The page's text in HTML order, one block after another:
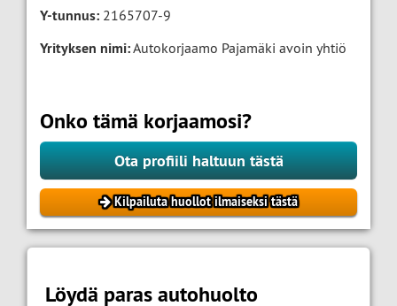
Y-tunnus: 2165707-9
Yrityksen nimi:Autokorjaamo Pajamäki avoin yhtiö
Onko tämä korjaamosi?
Ota profiili haltuun tästä
Kilpailuta huollot ilmaiseksi tästä
Löydä paras autohuolto